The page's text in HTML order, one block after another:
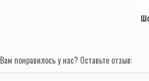
Вам понравилось у нас? Оставьте отзыв: